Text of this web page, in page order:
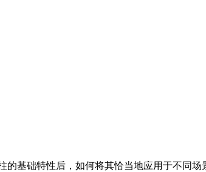
基础特性后，如何将其恰当地应用于不同